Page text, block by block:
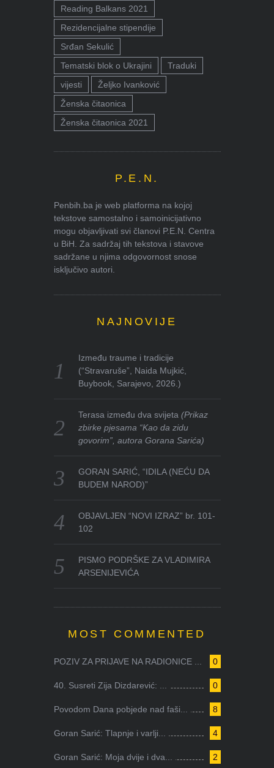
Reading Balkans 2021
Rezidencijalne stipendije
Srđan Sekulić
Tematski blok o Ukrajini
Traduki
vijesti
Željko Ivanković
Ženska čitaonica
Ženska čitaonica 2021
P.E.N.
Penbih.ba je web platforma na kojoj
tekstove samostalno i samoinicijativno
mogu objavljivati svi članovi P.E.N. Centra
u BiH. Za sadržaj tih tekstova i stavove
sadržane u njima odgovornost snose
isključivo autori.
NAJNOVIJE
Između traume i tradicije
(“Stravaruše”, Naida Mujkić,
Buybook, Sarajevo, 2026.)
Terasa između dva svijeta(Prikaz
zbirke pjesama “Kao da zidu
govorim”, autora Gorana Sarića)
GORAN SARIĆ, “IDILA (NEĆU DA
BUDEM NAROD)”
OBJAVLJEN “NOVI IZRAZ” br. 101-
102
PISMO PODRŠKE ZA VLADIMIRA
ARSENIJEVIĆA
MOST COMMENTED
0
POZIV ZA PRIJAVE NA RADIONICE ...
0
40. Susreti Zija Dizdarević: ...
8
Povodom Dana pobjede nad faši...
4
Goran Sarić: Tlapnje i varlji...
2
Goran Sarić: Moja dvije i dva...